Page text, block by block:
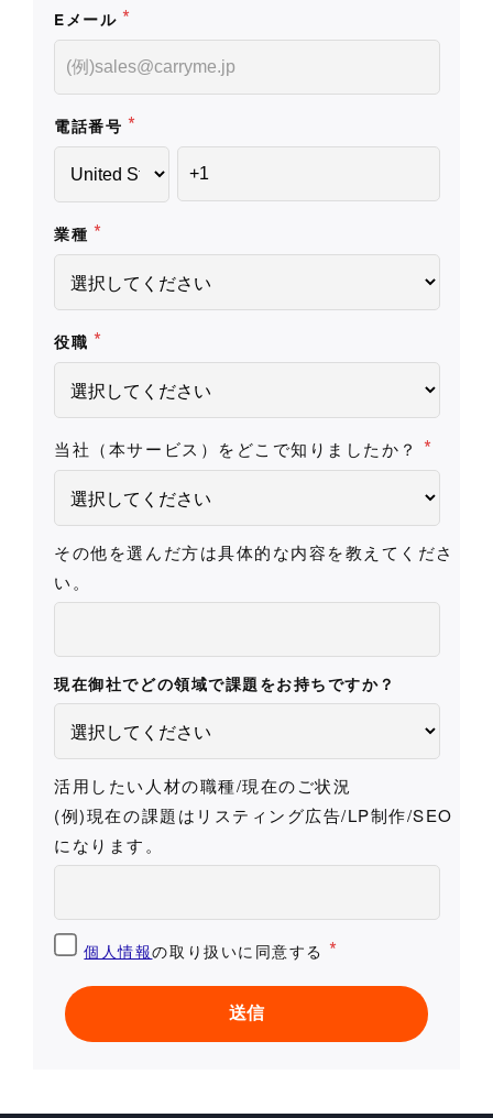
Eメール *
電話番号 *
業種 *
役職 *
当社（本サービス）をどこで知りましたか？ *
その他を選んだ方は具体的な内容を教えてくださ
い。
現在御社でどの領域で課題をお持ちですか？
活用したい人材の職種/現在のご状況
(例)現在の課題はリスティング広告/LP制作/SEO
になります。
個人情報の取り扱いに同意する *